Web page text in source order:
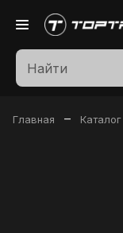
Главная – Каталог